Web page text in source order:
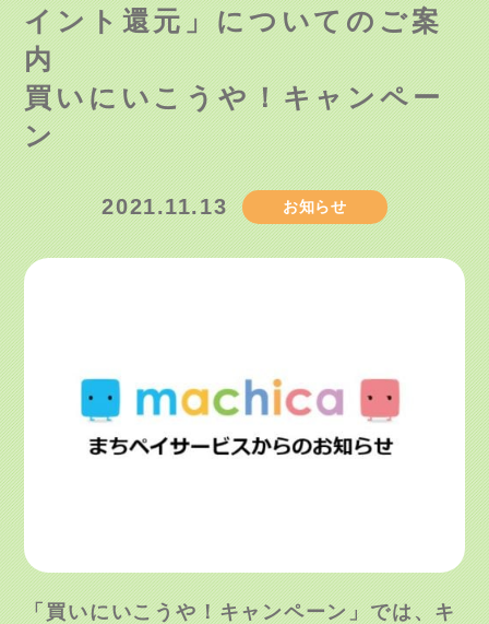
イント還元」についてのご案
内
買いにいこうや！キャンペー
ン
2021.11.13 お知らせ
「買いにいこうや！キャンペーン」では、キ